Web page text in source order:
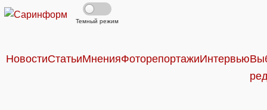
Темный режим
НовостиСтатьиМненияФоторепортажиИнтервью